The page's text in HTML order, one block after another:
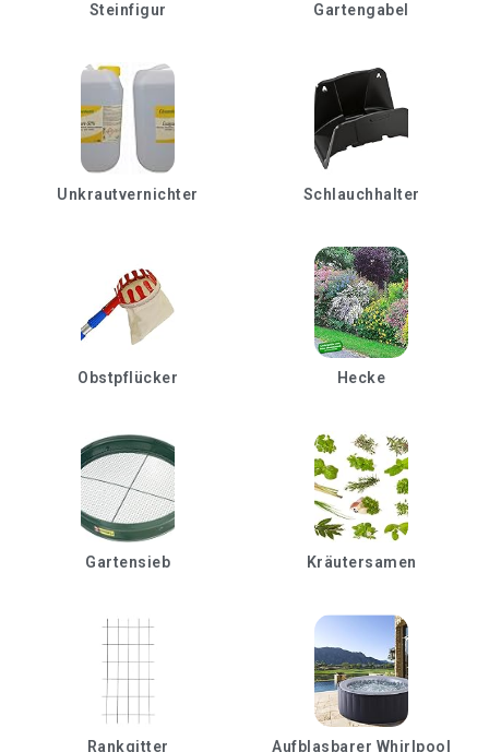
Steinfigur Gartengabel
Unkrautvernichter Schlauchhalter
Obstpflücker Hecke
Gartensieb Kräutersamen
Rankgitter Aufblasbarer Whirlpool